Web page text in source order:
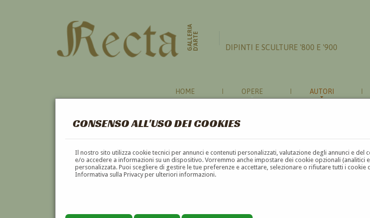
CONSENSO ALL'USO DEI COOKIES
Il nostro sito utilizza cookie tecnici per annunci e contenuti personalizzati, valutazione degli annunci e
e/o accedere a informazioni su un dispositivo. Vorremmo anche impostare dei cookie opzionali
personalizzata. Puoi scegliere di gestire le tue preferenze e accettare, selezionare o rifiutare tutti i
Informativa sulla Privacy per ulteriori informazioni.
GALLERIAD'ARTE DIPINTI E SCULTURE '800 E '900
HOME OPERE AUTORI
AUTORI
A B C D E F G H I J K L M N O P